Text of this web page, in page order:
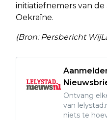
initiatiefnemers van de
Oekraïne.
(Bron: Persbericht
Ontvang
van
niets te